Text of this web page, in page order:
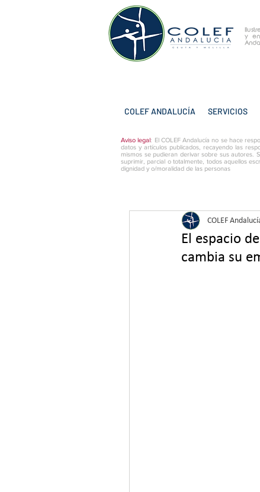
y
COLEF ANDALUCÍA SERVICIOS
Aviso legal: El COLEF Andalucía no se hace
datos y artículos publicados, recayendo las
mismos se pudieran derivar sobre sus autores.
suprimir, parcial o totalmente, todos aquellos
dignidad y o/moralidad de las personas
El espacio
cambia su
COLEF